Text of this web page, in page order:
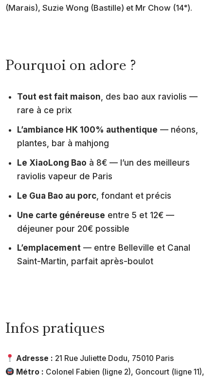
(Marais), Suzie Wong (Bastille) et Mr Chow (14ᵉ).
Pourquoi on adore ?
Tout est fait maison , des bao aux raviolis —
rare à ce prix
L’ambiance HK 100% authentique — néons,
plantes, bar à mahjong
Le XiaoLong Bao à 8€ — l’un des meilleurs
raviolis vapeur de Paris
Le Gua Bao au porc , fondant et précis
Une carte généreuse entre 5 et 12€ —
déjeuner pour 20€ possible
L’emplacement — entre Belleville et Canal
Saint-Martin, parfait après-boulot
Infos pratiques
Adresse : 21 Rue Juliette Dodu, 75010 Paris
Métro : Colonel Fabien (ligne 2), Goncourt (ligne 11),